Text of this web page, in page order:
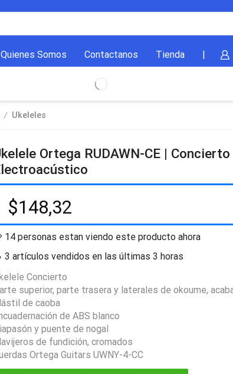
Quienes Somos Contactanos Tienda
/ Ukeleles
Ortega RUDAWN-CE | Concierto
$148,32
14 personas estan viendo este producto ahora
3 artículos vendidos en las últimas 3 horas
Concierto
superior, parte trasera y laterales de okoume,
de caoba
de ABS blanco
y puente de nogal
de fundición, cromados
Ortega Guitars UWNY-4-CC